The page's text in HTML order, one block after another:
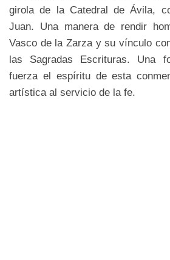
girola de la Catedral de Ávila,
Juan. Una manera de rendir
Vasco de la Zarza y su vínculo
las Sagradas Escrituras. Una
fuerza el espíritu de esta
artística al servicio de la fe.